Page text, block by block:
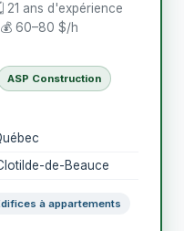
21 ans d'expérience
💰 60–80 $/h
ASP Construction
de-Beauce
à appartements